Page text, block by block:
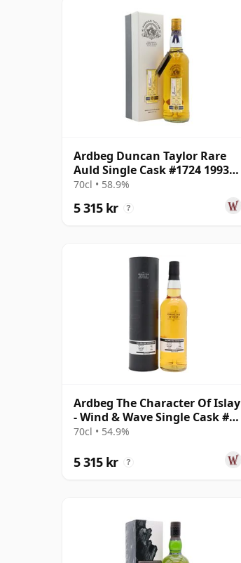
Ardbeg Duncan Taylor Rare
Auld Single Cask #1724 1993
15 år gammal
70cl • 58.9%
5 315 kr ?
Ardbeg The Character Of Islay
- Wind & Wave Single Cask #
2004 15 år gammal
70cl • 54.9%
5 315 kr ?